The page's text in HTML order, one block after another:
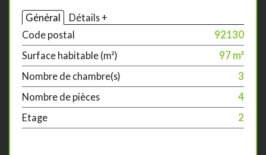
Général
Détails +
Code postal
92130
Surface habitable (m²)
97 m²
Nombre de chambre(s)
3
Nombre de pièces
4
Etage
2